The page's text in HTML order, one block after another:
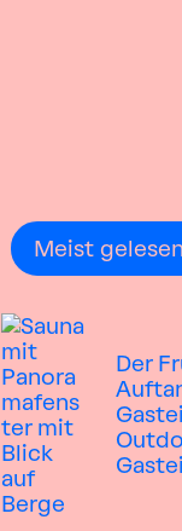
Meist gelesen
Der